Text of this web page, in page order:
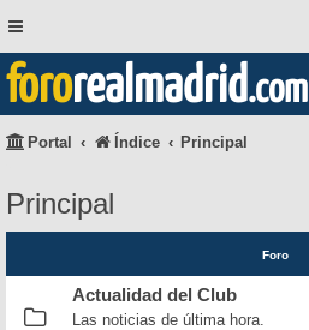
fororealmadrid.com
Portal Índice Principal
Principal
Foro
Actualidad del Club
Las noticias de última hora.